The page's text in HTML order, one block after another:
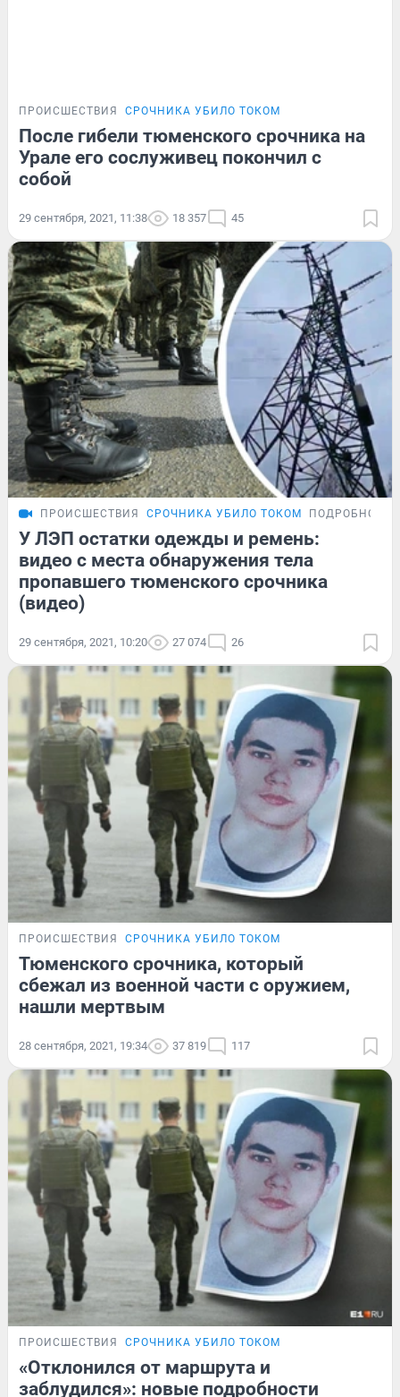
ПРОИСШЕСТВИЯ СРОЧНИКА УБИЛО ТОКОМ
После гибели тюменского срочника на
Урале его сослуживец покончил с
собой
29 сентября, 2021, 11:38 18 357 45
ПРОИСШЕСТВИЯ СРОЧНИКА УБИЛО ТОКОМ ПОДРОБНОСТИ
У ЛЭП остатки одежды и ремень:
видео с места обнаружения тела
пропавшего тюменского срочника
(видео)
29 сентября, 2021, 10:20 27 074 26
ПРОИСШЕСТВИЯ СРОЧНИКА УБИЛО ТОКОМ
Тюменского срочника, который
сбежал из военной части с оружием,
нашли мертвым
28 сентября, 2021, 19:34 37 819 117
ПРОИСШЕСТВИЯ СРОЧНИКА УБИЛО ТОКОМ
«Отклонился от маршрута и
заблудился»: новые подробности